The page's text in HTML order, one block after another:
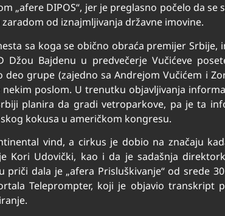
„afere DIPOS“, jer je preglasno počelo da se
od iznajmljivanja državne imovine.
sa koga se obično obraća premijer Srbije,
Bajdenu u predvečerje Vučićeve
grupe (zajedno sa Andrejom Vučićem i
poslom. U trenutku objavljivanja
planira da gradi vetroparkove, pa je ta
kokusa u američkom kongresu.
vind, a cirkus je dobio na značaju
Kori Udovički, kao i da je sadašnja
dala je „afera Prisluškivanje“ od srede
Teleprompter, koji je objavio transkript